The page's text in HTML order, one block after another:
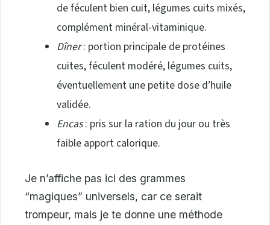
de féculent bien cuit, légumes cuits mixés,
complément minéral-vitaminique.
Dîner: portion principale de protéines
cuites, féculent modéré, légumes cuits,
éventuellement une petite dose d’huile
validée.
Encas: pris sur la ration du jour ou très
faible apport calorique.
Je n’affiche pas ici des grammes
“magiques” universels, car ce serait
trompeur, mais je te donne une méthode